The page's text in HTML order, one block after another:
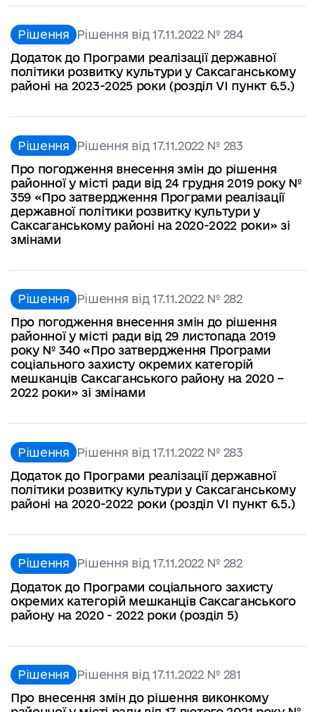
Рішення Рішення від 17.11.2022 № 284
Додаток до Програми реалізації державної
політики розвитку культури у Саксаганському
районі на 2023-2025 роки (розділ VІ пункт 6.5.)
Рішення Рішення від 17.11.2022 № 283
Про погодження внесення змін до рішення
районної у місті ради від 24 грудня 2019 року №
359 «Про затвердження Програми реалізації
державної політики розвитку культури у
Саксаганському районі на 2020-2022 роки» зі
змінами
Рішення Рішення від 17.11.2022 № 282
Про погодження внесення змін до рішення
районної у місті ради від 29 листопада 2019
року № 340 «Про затвердження Програми
соціального захисту окремих категорій
мешканців Саксаганського району на 2020 –
2022 роки» зі змінами
Рішення Рішення від 17.11.2022 № 283
Додаток до Програми реалізації державної
політики розвитку культури у Саксаганському
районі на 2020-2022 роки (розділ VІ пункт 6.5.)
Рішення Рішення від 17.11.2022 № 282
Додаток до Програми соціального захисту
окремих категорій мешканців Саксаганського
району на 2020 - 2022 роки (розділ 5)
Рішення Рішення від 17.11.2022 № 281
Про внесення змін до рішення виконкому